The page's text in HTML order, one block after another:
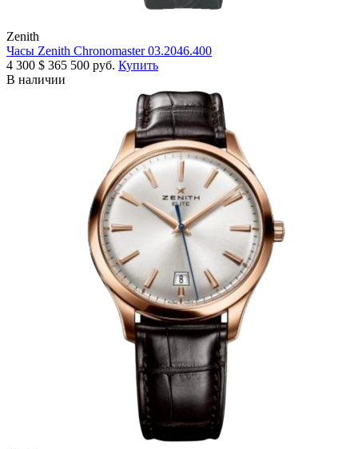
Zenith
Часы Zenith Chronomaster 03.2046.400
4 300 $ 365 500 руб. Купить
В наличии